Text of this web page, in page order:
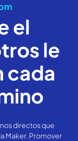
el
le
cada
directos que
Maker. Promover